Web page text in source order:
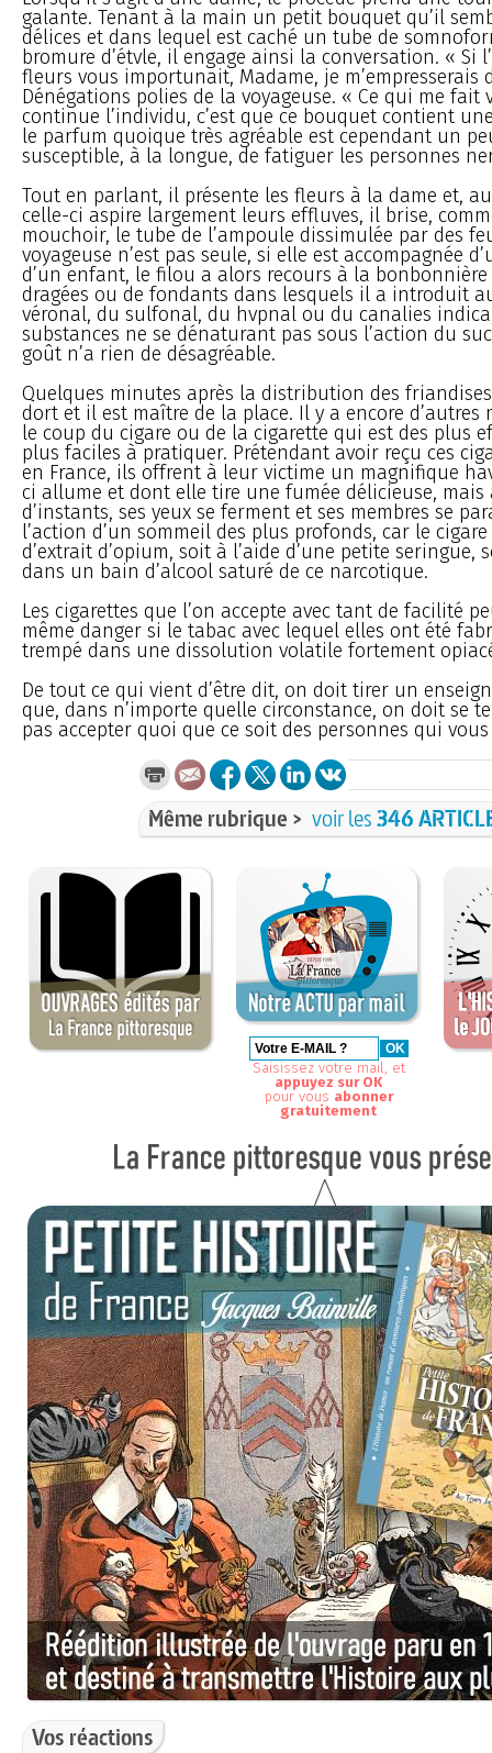
galante. Tenant à la main un petit bouquet qu’il
délices et dans lequel est caché un tube de
bromure d’étvle, il engage ainsi la conversation. « Si
fleurs vous importunait, Madame, je m’empresserais
Dénégations polies de la voyageuse. « Ce qui me fait
continue l’individu, c’est que ce bouquet contient
le parfum quoique très agréable est cependant un
susceptible, à la longue, de fatiguer les personnes
Tout en parlant, il présente les fleurs à la dame et,
celle-ci aspire largement leurs effluves, il brise,
mouchoir, le tube de l’ampoule dissimulée par des
voyageuse n’est pas seule, si elle est accompagnée
d’un enfant, le filou a alors recours à la
dragées ou de fondants dans lesquels il a introduit
véronal, du sulfonal, du hvpnal ou du canalies
substances ne se dénaturant pas sous l’action du
goût n’a rien de désagréable.
Quelques minutes après la distribution des
dort et il est maître de la place. Il y a encore d’autres
le coup du cigare ou de la cigarette qui est des plus
plus faciles à pratiquer. Prétendant avoir reçu ces
en France, ils offrent à leur victime un magnifique
ci allume et dont elle tire une fumée délicieuse,
d’instants, ses yeux se ferment et ses membres se
l’action d’un sommeil des plus profonds, car le
d’extrait d’opium, soit à l’aide d’une petite
dans un bain d’alcool saturé de ce narcotique.
Les cigarettes que l’on accepte avec tant de facilité
même danger si le tabac avec lequel elles ont été
trempé dans une dissolution volatile fortement
De tout ce qui vient d’être dit, on doit tirer un
que, dans n’importe quelle circonstance, on doit se
pas accepter quoi que ce soit des personnes qui
Même rubrique > voir les346
Saisissez votre mail, et
appuyez sur OK
pour vous abonner
gratuitement
Vos réactions